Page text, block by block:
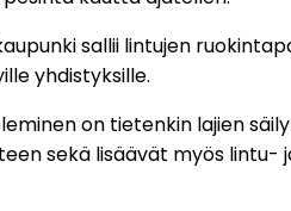
sallii lintujen
yhdistyksille.
on tietenkin lajien
sekä lisäävät myös